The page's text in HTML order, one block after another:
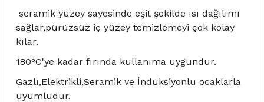
seramik yüzey sayesinde eşit şekilde ısı dağılımı
sağlar,pürüzsüz iç yüzey temizlemeyi çok kolay
kılar.
180°C'ye kadar fırında kullanıma uygundur.
Gazlı,Elektrikli,Seramik ve İndüksiyonlu ocaklarla
uyumludur.